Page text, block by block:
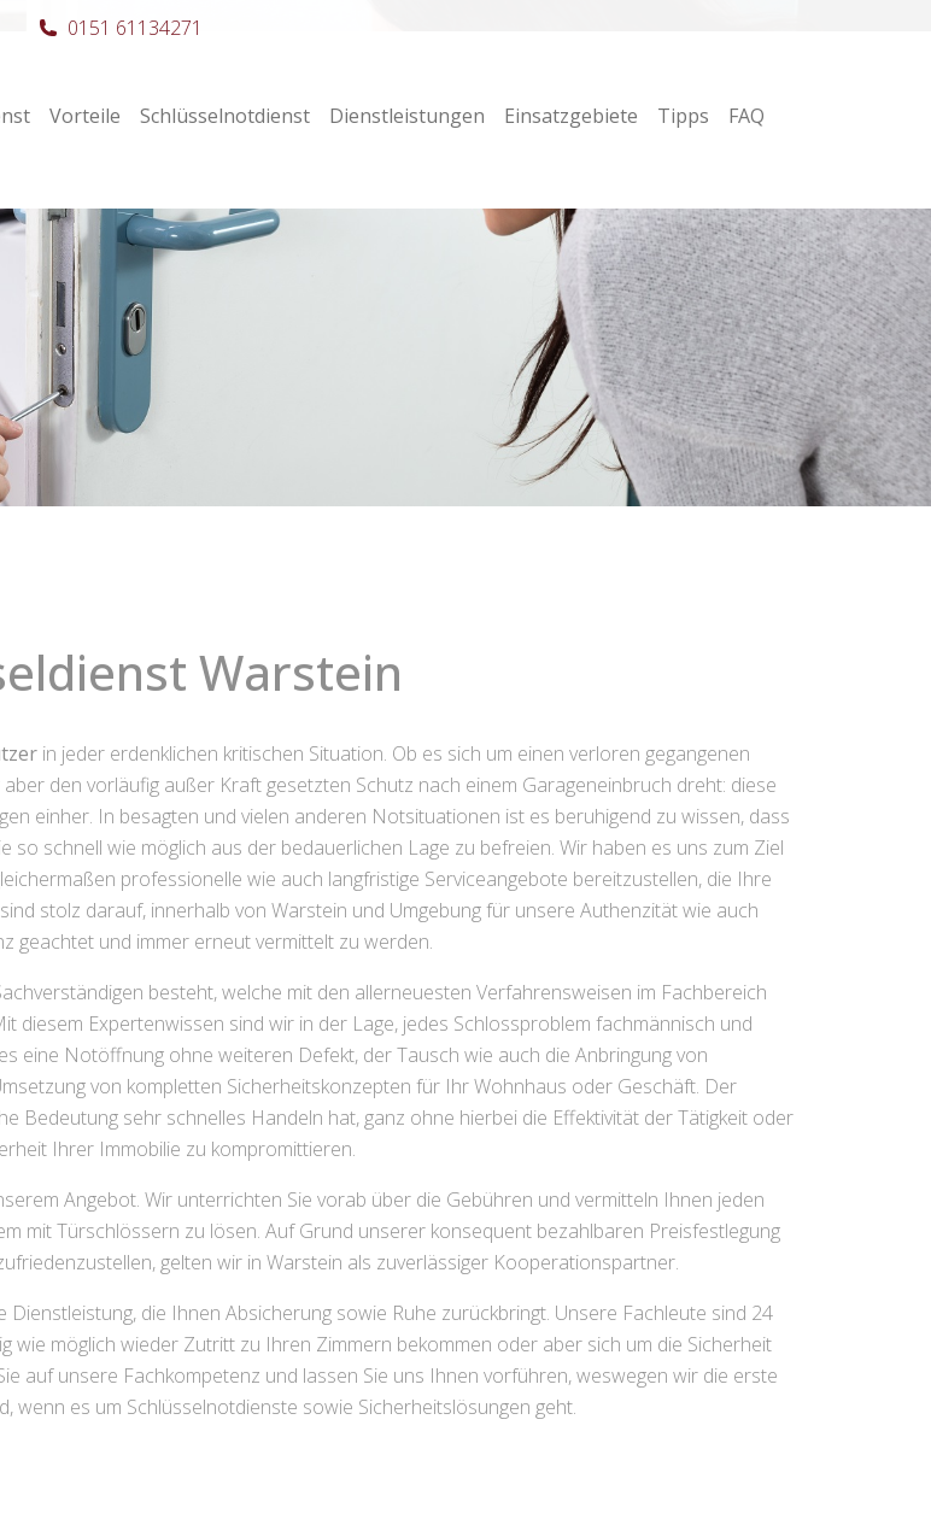
Vorteile Schlüsselnotdienst Dienstleistungen Einsatzgebiete Tipps FAQ
0151 61134271
Warstein
in jeder erdenklichen kritischen Situation. Ob es sich um einen verloren gegangenen
den vorläufig außer Kraft gesetzten Schutz nach einem Garageneinbruch dreht: diese
einher. In besagten und vielen anderen Notsituationen ist es beruhigend zu wissen, dass
schnell wie möglich aus der bedauerlichen Lage zu befreien. Wir haben es uns zum Ziel
professionelle wie auch langfristige Serviceangebote bereitzustellen, die Ihre
stolz darauf, innerhalb von Warstein und Umgebung für unsere Authenzität wie auch
geachtet und immer erneut vermittelt zu werden.
besteht, welche mit den allerneuesten Verfahrensweisen im Fachbereich
diesem Expertenwissen sind wir in der Lage, jedes Schlossproblem fachmännisch und
eine Notöffnung ohne weiteren Defekt, der Tausch wie auch die Anbringung von
von kompletten Sicherheitskonzepten für Ihr Wohnhaus oder Geschäft. Der
Bedeutung sehr schnelles Handeln hat, ganz ohne hierbei die Effektivität der Tätigkeit oder
Ihrer Immobilie zu kompromittieren.
Angebot. Wir unterrichten Sie vorab über die Gebühren und vermitteln Ihnen jeden
mit Türschlössern zu lösen. Auf Grund unserer konsequent bezahlbaren Preisfestlegung
gelten wir in Warstein als zuverlässiger Kooperationspartner.
die Ihnen Absicherung sowie Ruhe zurückbringt. Unsere Fachleute sind 24
wie möglich wieder Zutritt zu Ihren Zimmern bekommen oder aber sich um die Sicherheit
auf unsere Fachkompetenz und lassen Sie uns Ihnen vorführen, weswegen wir die erste
wenn es um Schlüsselnotdienste sowie Sicherheitslösungen geht.